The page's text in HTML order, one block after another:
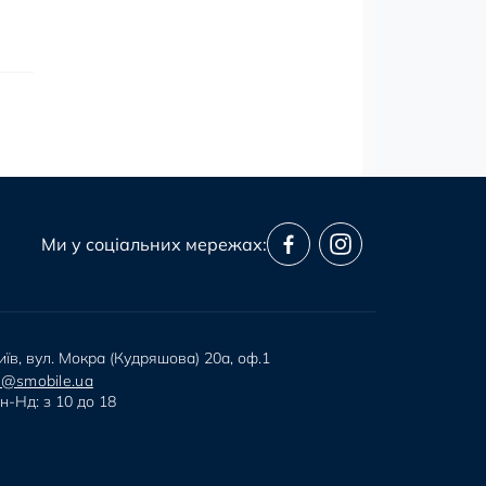
Ми у соціальних мережах:
вул. Мокра (Кудряшова) 20а, оф.1
Нд: з 10 до 18